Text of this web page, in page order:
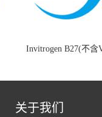
Invitrogen B27(不含
关于我们